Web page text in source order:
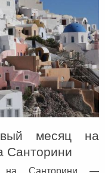
месяц на
Санторини